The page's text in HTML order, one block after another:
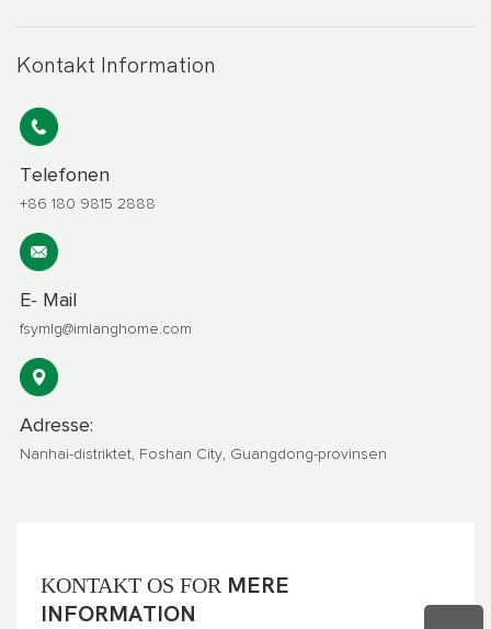
Kontakt Information
Telefonen
+86 180 9815 2888
E- Mail
fsymlg@imlanghome.com
Adresse:
Nanhai-distriktet, Foshan City, Guangdong-provinsen
KONTAKT OS FOR MERE
INFORMATION